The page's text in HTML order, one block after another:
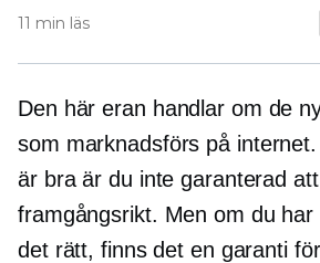
11 min läs
Den här eran handlar om de
som marknadsförs på
är bra är du inte garanterad
framgångsrikt. Men om du
det rätt, finns det en garanti